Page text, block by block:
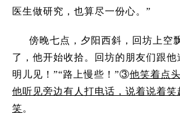
医生做研究，也算尽一份心。 ”
傍晚七点，夕阳西斜，回坊上空
了，他开始收拾。回坊的朋友们跟他
明儿见！ ”“路上慢些！ ”③他笑着点
他听见旁边有人打电话，说着说着笑
笑。